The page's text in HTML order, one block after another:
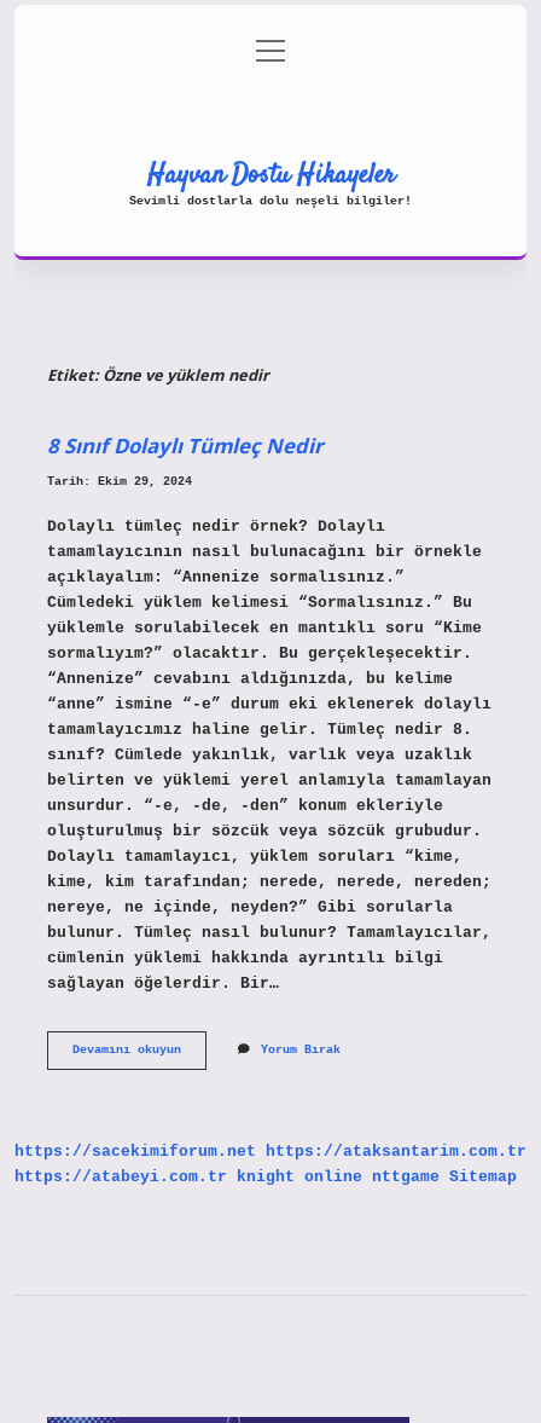
Gizlilik Politikası
menüyü
aç
Hayvan Dostu Hikayeler
Sevimli dostlarla dolu neşeli bilgiler!
Etiket:Özne ve yüklem nedir
8 Sınıf Dolaylı Tümleç Nedir
Tarih: Ekim 29, 2024
Dolaylı tümleç nedir örnek? Dolaylı
tamamlayıcının nasıl bulunacağını bir örnekle
açıklayalım: “Annenize sormalısınız.”
Cümledeki yüklem kelimesi “Sormalısınız.” Bu
yüklemle sorulabilecek en mantıklı soru “Kime
sormalıyım?” olacaktır. Bu gerçekleşecektir.
“Annenize” cevabını aldığınızda, bu kelime
“anne” ismine “-e” durum eki eklenerek dolaylı
tamamlayıcımız haline gelir. Tümleç nedir 8.
sınıf? Cümlede yakınlık, varlık veya uzaklık
belirten ve yüklemi yerel anlamıyla tamamlayan
unsurdur. “-e, -de, -den” konum ekleriyle
oluşturulmuş bir sözcük veya sözcük grubudur.
Dolaylı tamamlayıcı, yüklem soruları “kime,
kime, kim tarafından; nerede, nerede, nereden;
nereye, ne içinde, neyden?” Gibi sorularla
bulunur. Tümleç nasıl bulunur? Tamamlayıcılar,
cümlenin yüklemi hakkında ayrıntılı bilgi
sağlayan öğelerdir. Bir…
Devamını okuyun8
Yorum Bırak
https://sacekimiforum.net
https://ataksantarim.com.tr
https://atabeyi.com.tr
knight online nttgame Sitemap